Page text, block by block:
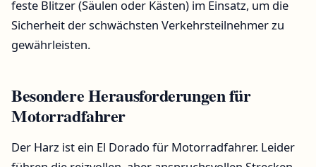
feste Blitzer (Säulen oder Kästen) im Einsatz, um die
Sicherheit der schwächsten Verkehrsteilnehmer zu
gewährleisten.
Besondere Herausforderungen für
Motorradfahrer
Der Harz ist ein El Dorado für Motorradfahrer. Leider